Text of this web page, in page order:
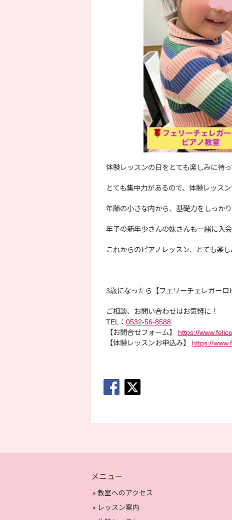
体験レッスンの日をとても楽しみに待
とても集中力があるので、体験レッス
年齢の小さな内から、基礎力をしっかり
年子の新年少さんの妹さんも一緒に入
これからのピアノレッスン、とても楽し
3歳になったら【フェリーチェレガーロ
ご相談、お問い合わせはお気軽に！
TEL： 0532-56-8588
【お問合せフォーム】 https://
【体験レッスンお申込み】 https://
メニュー
教室へのアクセス
レッスン案内